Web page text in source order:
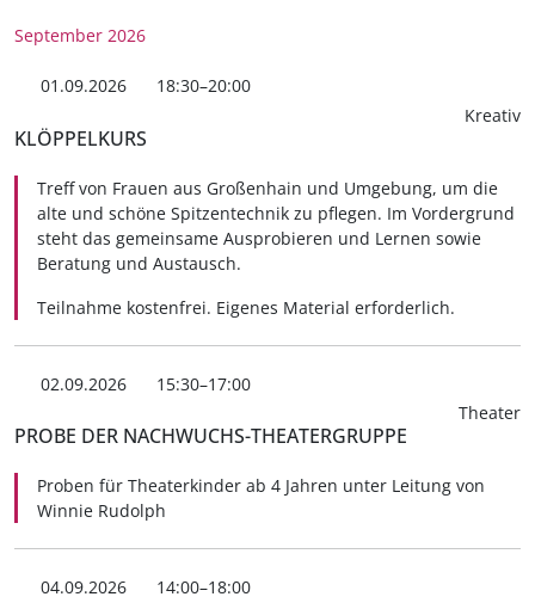
September 2026
01.09.2026
18:30–20:00
Kreativ
KLÖPPELKURS
Treff von Frauen aus Großenhain und Umgebung, um die
alte und schöne Spitzentechnik zu pflegen. Im Vordergrund
steht das gemeinsame Ausprobieren und Lernen sowie
Beratung und Austausch.
Teilnahme kostenfrei. Eigenes Material erforderlich.
02.09.2026
15:30–17:00
Theater
PROBE DER NACHWUCHS-THEATERGRUPPE
Proben für Theaterkinder ab 4 Jahren unter Leitung von
Winnie Rudolph
04.09.2026
14:00–18:00